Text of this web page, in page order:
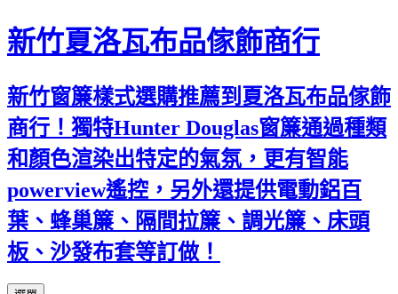
新竹夏洛瓦布品傢飾商行
新竹窗簾樣式選購推薦到夏洛瓦布品傢飾
商行！獨特Hunter Douglas窗簾通過種類
和顏色渲染出特定的氣氛，更有智能
powerview遙控，另外還提供電動鋁百
葉、蜂巢簾、隔間拉簾、調光簾、床頭
板、沙發布套等訂做！